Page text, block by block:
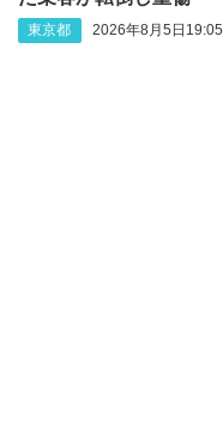
東京都 2026年8月5日19:05